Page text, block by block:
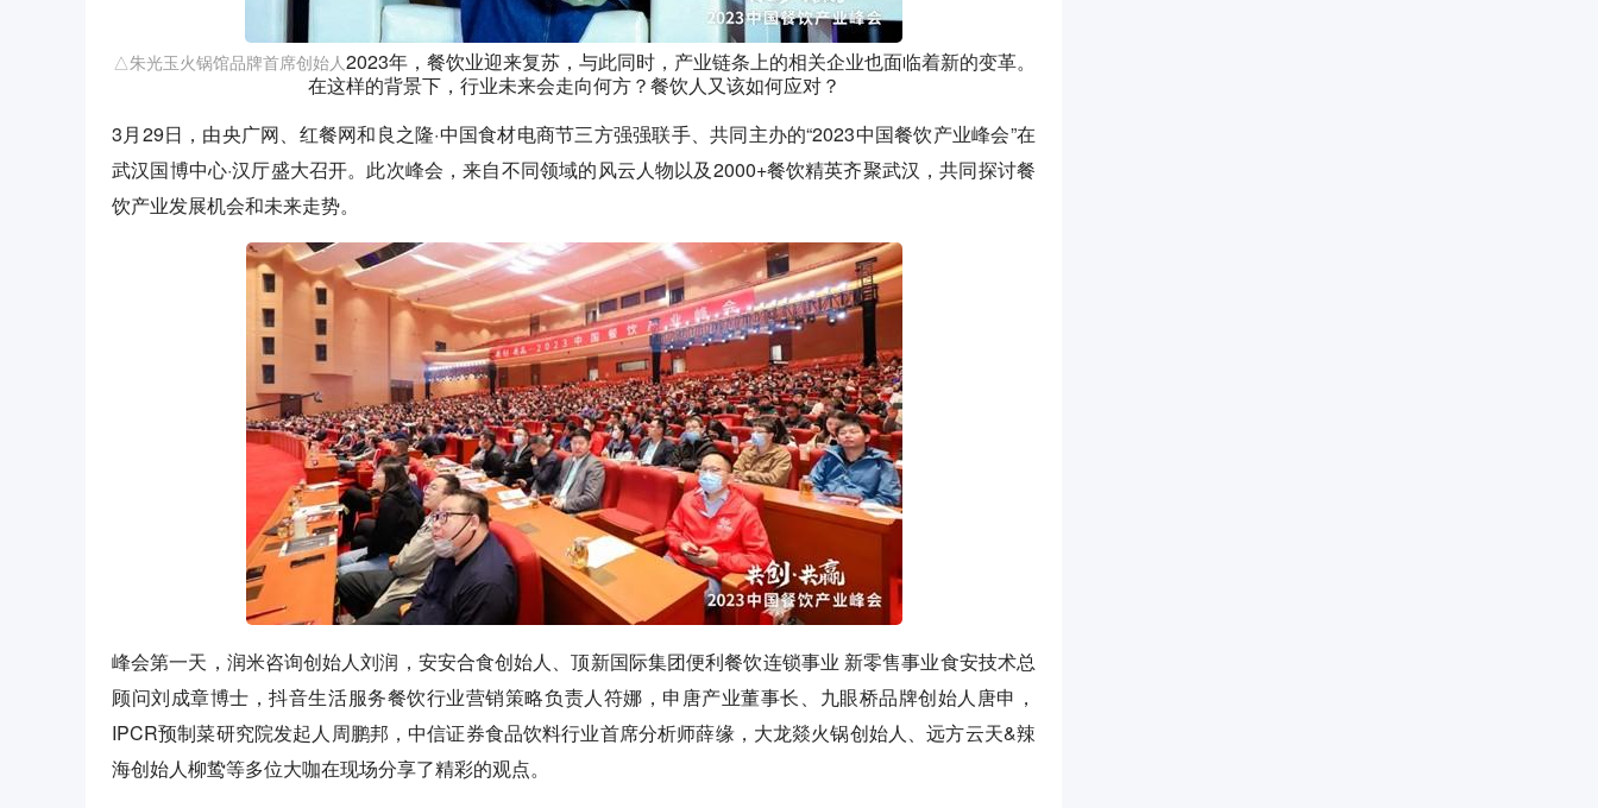
△朱光玉火锅馆品牌首席创始人2023年，餐饮业迎来复苏，与此同时，产业链条上的相关企业也面临着新的变革。
在这样的背景下，行业未来会走向何方？餐饮人又该如何应对？
3月29日，由央广网、红餐网和良之隆·中国食材电商节三方强强联手、共同主办的“2023中国餐饮产业峰会”在
武汉国博中心·汉厅盛大召开。此次峰会，来自不同领域的风云人物以及2000+餐饮精英齐聚武汉，共同探讨餐
饮产业发展机会和未来走势。
峰会第一天，润米咨询创始人刘润，安安合食创始人、顶新国际集团便利餐饮连锁事业 新零售事业食安技术总
顾问刘成章博士，抖音生活服务餐饮行业营销策略负责人符娜，申唐产业董事长、九眼桥品牌创始人唐申，
IPCR预制菜研究院发起人周鹏邦，中信证券食品饮料行业首席分析师薛缘，大龙燚火锅创始人、远方云天&辣
海创始人柳鸷等多位大咖在现场分享了精彩的观点。